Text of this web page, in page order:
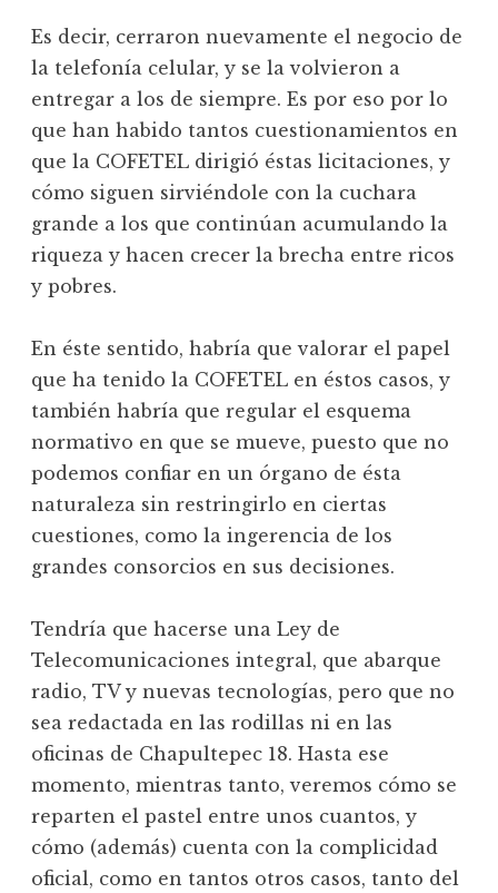
Es decir, cerraron nuevamente el negocio de
la telefonía celular, y se la volvieron a
entregar a los de siempre. Es por eso por lo
que han habido tantos cuestionamientos en
que la COFETEL dirigió éstas licitaciones, y
cómo siguen sirviéndole con la cuchara
grande a los que continúan acumulando la
riqueza y hacen crecer la brecha entre ricos
y pobres.
En éste sentido, habría que valorar el papel
que ha tenido la COFETEL en éstos casos, y
también habría que regular el esquema
normativo en que se mueve, puesto que no
podemos confiar en un órgano de ésta
naturaleza sin restringirlo en ciertas
cuestiones, como la ingerencia de los
grandes consorcios en sus decisiones.
Tendría que hacerse una Ley de
Telecomunicaciones integral, que abarque
radio, TV y nuevas tecnologías, pero que no
sea redactada en las rodillas ni en las
oficinas de Chapultepec 18. Hasta ese
momento, mientras tanto, veremos cómo se
reparten el pastel entre unos cuantos, y
cómo (además) cuenta con la complicidad
oficial, como en tantos otros casos, tanto del